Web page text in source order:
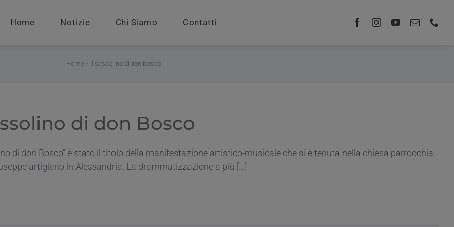
Home Notizie Chi Siamo Contatti
Home » il sassolino di don bosco
di don Bosco
di don Bosco" è stato il titolo della manifestazione artistico-musicale che si è tenuta nella chiesa parrocchia
artigiano in Alessandria. La drammatizzazione a più [...]